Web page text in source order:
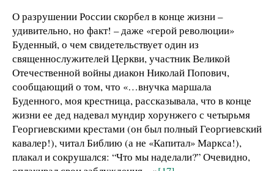
О разрушении России скорбел в конце жизни –
удивительно, но факт! – даже «герой революции»
Буденный, о чем свидетельствует один из
священнослужителей Церкви, участник Великой
Отечественной войны диакон Николай Попович,
сообщающий о том, что «…внучка маршала
Буденного, моя крестница, рассказывала, что в конце
жизни ее дед надевал мундир хорунжего с четырьмя
Георгиевскими крестами (он был полный Георгиевский
кавалер!), читал Библию (а не «Капитал» Маркса!),
плакал и сокрушался: “Что мы наделали?” Очевидно,